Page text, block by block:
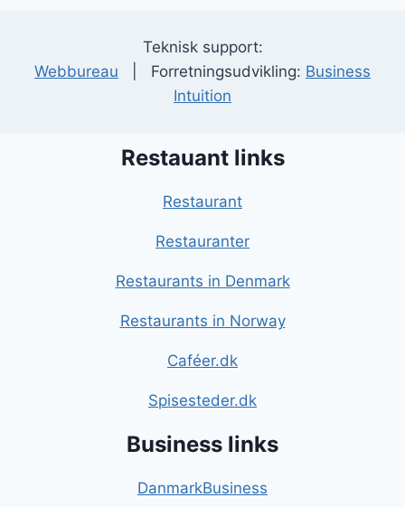
Teknisk support:
Webbureau | Forretningsudvikling: Business
Intuition
Restauant links
Restaurant
Restauranter
Restaurants in Denmark
Restaurants in Norway
Caféer.dk
Spisesteder.dk
Business links
DanmarkBusiness